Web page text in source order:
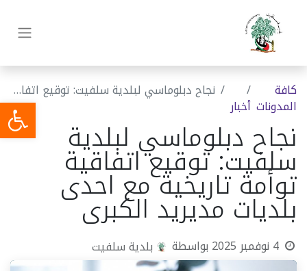
كافة
المدونات أخبار
نجاح دبلوماسي لبلدية سلفيت: توقيع اتفاقية توأمة تاريخية مع احدى بلديات مديريد الكبرى
نجاح دبلوماسي لبلدية
سلفيت: توقيع اتفاقية
توأمة تاريخية مع احدى
بلديات مديريد الكبرى
4 نوفمبر 2025 بواسطة بلدية سلفيت